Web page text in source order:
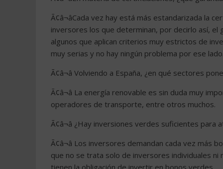
Ã¢â¬âCada vez hay está más estandarizada
inversores los que determinan, por decirlo así,
algunos que aplican criterios muy estrictos de
muy serias y no hay ningún problema por ese lado.
Ã¢â¬â Volviendo a España, ¿en qué sectores
Ã¢â¬â La energía renovable es sin duda muy
operadores de transporte, entre otros muchos.
Ã¢â¬â ¿Hay inversiones verdes suficientes
Ã¢â¬â Los inversores demandan cada vez
que no se trata solo de inversores individuales ni
tienen la obligación de invertir en bonos verdes.